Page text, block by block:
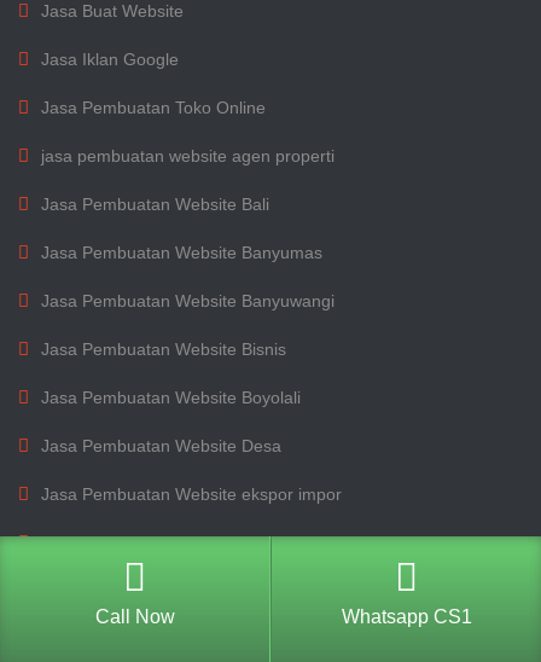
Jasa Buat Website
Jasa Iklan Google
Jasa Pembuatan Toko Online
jasa pembuatan website agen properti
Jasa Pembuatan Website Bali
Jasa Pembuatan Website Banyumas
Jasa Pembuatan Website Banyuwangi
Jasa Pembuatan Website Bisnis
Jasa Pembuatan Website Boyolali
Jasa Pembuatan Website Desa
Jasa Pembuatan Website ekspor impor
Jasa Pembuatan Website Jepara
Jasa Pembuatan Website Jogja
Call Now Whatsapp CS1